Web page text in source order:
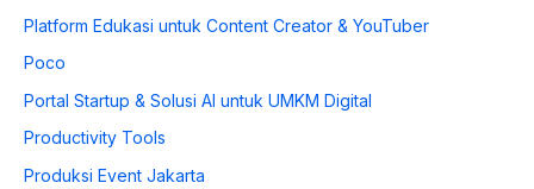
Platform Edukasi untuk Content Creator & YouTuber
Poco
Portal Startup & Solusi AI untuk UMKM Digital
Productivity Tools
Produksi Event Jakarta